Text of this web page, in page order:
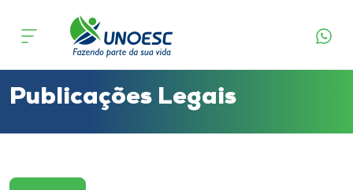
Cursos
Atendimento ao Estudante
Publicações Legais